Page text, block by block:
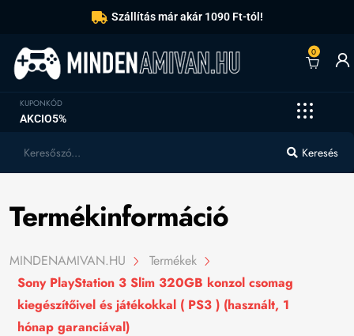
Szállítás már akár 1090 Ft-tól!
0
KUPONKÓD
AKCIO5%
Keresés
Termékinformáció
MINDENAMIVAN.HU
Termékek
Sony PlayStation 3 Slim 320GB konzol csomag
kiegészítőivel és játékokkal ( PS3 ) (használt, 1
hónap garanciával)